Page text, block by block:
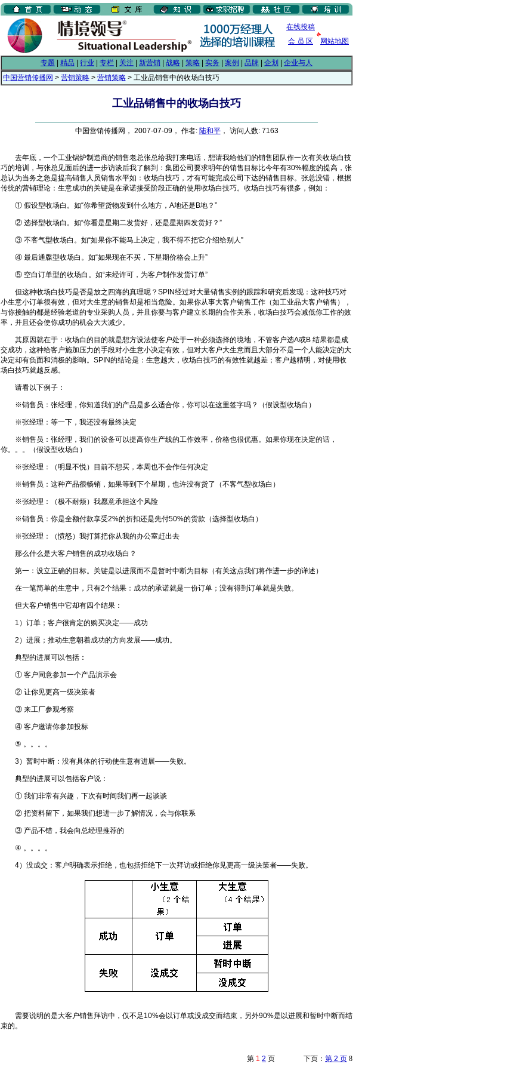
在线投稿
会 员 区
网站地图
专题 精品 行业 专栏 关注 新营销 战略 策略 实务 案例 品牌 企划
企业与人
中国营销传播网 > 营销策略 > 营销策略 > 工业品销售中的收场白技巧
工业品销售中的收场白技巧
中国营销传播网， 2007-07-09， 作者: 陆和平， 访问人数: 7163
去年底，一个工业锅炉制造商的销售老总张总给我打来电话，想请我给他们的销售团队作一次有关收场白技
巧的培训，与张总见面后的进一步访谈后我了解到：集团公司要求明年的销售目标比今年有30%幅度的提高，张
总认为当务之急是提高销售人员销售水平如：收场白技巧，才有可能完成公司下达的销售目标。张总没错，根据
传统的营销理论：生意成功的关键是在承诺接受阶段正确的使用收场白技巧。收场白技巧有很多，例如：
① 假设型收场白。如“你希望货物发到什么地方，A地还是B地？”
② 选择型收场白。如“你看是星期二发货好，还是星期四发货好？”
③ 不客气型收场白。如“如果你不能马上决定，我不得不把它介绍给别人”
④ 最后通牒型收场白。如“如果现在不买，下星期价格会上升”
⑤ 空白订单型的收场白。如“未经许可，为客户制作发货订单”
但这种收场白技巧是否是放之四海的真理呢？SPIN经过对大量销售实例的跟踪和研究后发现：这种技巧对
小生意小订单很有效，但对大生意的销售却是相当危险。如果你从事大客户销售工作（如工业品大客户销售），
与你接触的都是经验老道的专业采购人员，并且你要与客户建立长期的合作关系，收场白技巧会减低你工作的效
率，并且还会使你成功的机会大大减少。
其原因就在于：收场白的目的就是想方设法使客户处于一种必须选择的境地，不管客户选A或B 结果都是成
交成功，这种给客户施加压力的手段对小生意小决定有效，但对大客户大生意而且大部分不是一个人能决定的大
决定却有负面和消极的影响。SPIN的结论是：生意越大，收场白技巧的有效性就越差；客户越精明，对使用收
场白技巧就越反感。
请看以下例子：
※销售员：张经理，你知道我们的产品是多么适合你，你可以在这里签字吗？（假设型收场白）
※张经理：等一下，我还没有最终决定
※销售员：张经理，我们的设备可以提高你生产线的工作效率，价格也很优惠。如果你现在决定的话，
你。。。（假设型收场白）
※张经理：（明显不悦）目前不想买，本周也不会作任何决定
※销售员：这种产品很畅销，如果等到下个星期，也许没有货了（不客气型收场白）
※张经理：（极不耐烦）我愿意承担这个风险
※销售员：你是全额付款享受2%的折扣还是先付50%的货款（选择型收场白）
※张经理：（愤怒）我打算把你从我的办公室赶出去
那么什么是大客户销售的成功收场白？
第一：设立正确的目标。关键是以进展而不是暂时中断为目标（有关这点我们将作进一步的详述）
在一笔简单的生意中，只有2个结果：成功的承诺就是一份订单；没有得到订单就是失败。
但大客户销售中它却有四个结果：
1）订单；客户很肯定的购买决定——成功
2）进展；推动生意朝着成功的方向发展——成功。
典型的进展可以包括：
① 客户同意参加一个产品演示会
② 让你见更高一级决策者
③ 来工厂参观考察
④ 客户邀请你参加投标
⑤ 。。。。
3）暂时中断：没有具体的行动使生意有进展——失败。
典型的进展可以包括客户说：
① 我们非常有兴趣，下次有时间我们再一起谈谈
② 把资料留下，如果我们想进一步了解情况，会与你联系
③ 产品不错，我会向总经理推荐的
④ 。。。。
4）没成交：客户明确表示拒绝，也包括拒绝下一次拜访或拒绝你见更高一级决策者——失败。
需要说明的是大客户销售拜访中，仅不足10%会以订单或没成交而结束，另外90%是以进展和暂时中断而结
束的。
第 1 2 页 下页： 第 2 页 8